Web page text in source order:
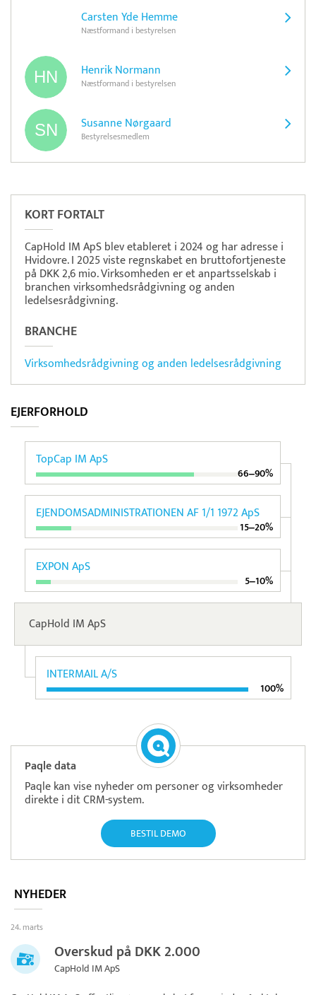
Carsten Yde Hemme
Næstformand i bestyrelsen
Henrik Normann
Næstformand i bestyrelsen
Susanne Nørgaard
Bestyrelsesmedlem
KORT FORTALT
CapHold IM ApS blev etableret i 2024 og har adresse i
Hvidovre. I 2025 viste regnskabet en bruttofortjeneste
på DKK 2,6 mio. Virksomheden er et anpartsselskab i
branchen virksomhedsrådgivning og anden
ledelsesrådgivning.
BRANCHE
Virksomhedsrådgivning og anden ledelsesrådgivning
EJERFORHOLD
TopCap IM ApS
66‒90%
EJENDOMSADMINISTRATIONEN AF 1/1 1972 ApS
15‒20%
EXPON ApS
5‒10%
CapHold IM ApS
INTERMAIL A/S
100%
Paqle data
Paqle kan vise nyheder om personer og virksomheder
direkte i dit CRM-system.
BESTIL DEMO
NYHEDER
24. marts
Overskud på DKK 2.000
CapHold IM ApS